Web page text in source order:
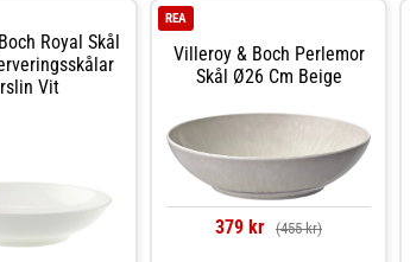
och mer Skålar &
hos Royal Design.
Skålar & Uppläggningsfat hos Royal
Design.
Royal Skål
Vit
Villeroy & Boch Perlemor
Skål Ø26 Cm Beige
REA
379 kr (455 kr)